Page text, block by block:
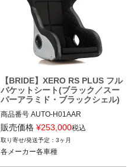
【BRIDE】XERO RS PLUS フル
バケットシート(ブラック／スー
パーアラミド・ブラックシェル)
商品番号 AUTO-H01AAR
ブラック品番：H01AAR
各メーカー各車種
販売価格 ¥253,000税込
3ヶ月
各メーカー各車種